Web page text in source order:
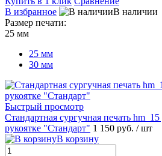
В избранное
В наличии
Размер печати:
25 мм
25 мм
30 мм
Быстрый просмотр
Стандартная сургучная печать
рукоятке "Стандарт" 1 150 руб. / шт
В корзину